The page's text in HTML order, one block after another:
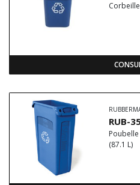
RUB-
Poubelle rectangulaire Slim Jim 23 gal
(87.1 L)